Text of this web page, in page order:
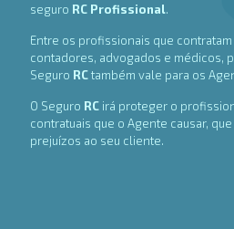
seguro RC Profissional.
Entre os profissionais que
contadores, advogados e médicos,
Seguro RCtambém vale para os
O Seguro RC irá proteger o
contratuais que o Agente causar,
prejuízos ao seu cliente.